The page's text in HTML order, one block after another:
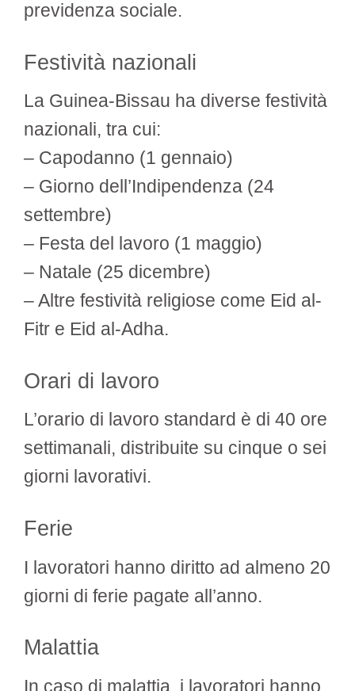
previdenza sociale.
Festività nazionali
La Guinea-Bissau ha diverse festività
nazionali, tra cui:
– Capodanno (1 gennaio)
– Giorno dell’Indipendenza (24
settembre)
– Festa del lavoro (1 maggio)
– Natale (25 dicembre)
– Altre festività religiose come Eid al-
Fitr e Eid al-Adha.
Orari di lavoro
L’orario di lavoro standard è di 40 ore
settimanali, distribuite su cinque o sei
giorni lavorativi.
Ferie
I lavoratori hanno diritto ad almeno 20
giorni di ferie pagate all’anno.
Malattia
In caso di malattia, i lavoratori hanno